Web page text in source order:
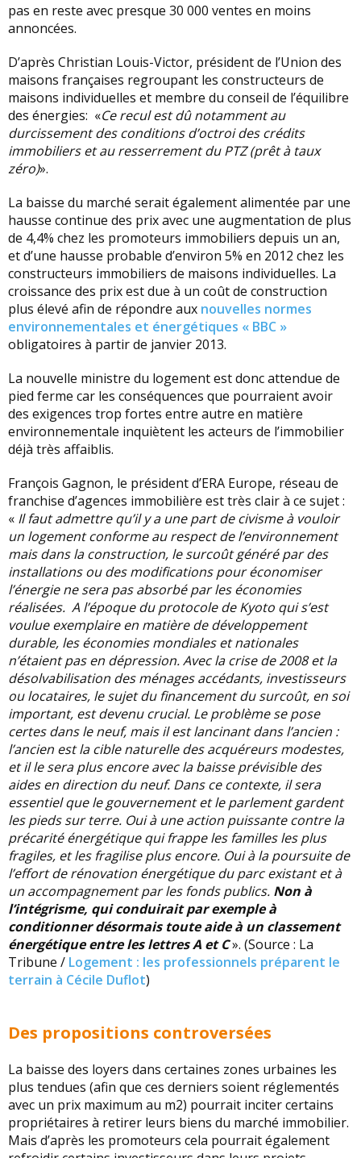
pas en reste avec presque 30 000 ventes en moins
annoncées.
D’après Christian Louis-Victor, président de l’Union des
maisons françaises regroupant les constructeurs de
maisons individuelles et membre du conseil de l’équilibre
des énergies: «Ce recul est dû notamment au
durcissement des conditions d’octroi des crédits
immobiliers et au resserrement du PTZ (prêt à taux
zéro)».
La baisse du marché serait également alimentée par une
hausse continue des prix avec une augmentation de plus
de 4,4% chez les promoteurs immobiliers depuis un an,
et d’une hausse probable d’environ 5% en 2012 chez les
constructeurs immobiliers de maisons individuelles. La
croissance des prix est due à un coût de construction
plus élevé afin de répondre aux nouvelles normes
environnementales et énergétiques « BBC »
obligatoires à partir de janvier 2013.
La nouvelle ministre du logement est donc attendue de
pied ferme car les conséquences que pourraient avoir
des exigences trop fortes entre autre en matière
environnementale inquiètent les acteurs de l’immobilier
déjà très affaiblis.
François Gagnon, le président d’ERA Europe, réseau de
franchise d’agences immobilière est très clair à ce sujet :
« Il faut admettre qu’il y a une part de civisme à vouloir
un logement conforme au respect de l’environnement
mais dans la construction, le surcoût généré par des
installations ou des modifications pour économiser
l’énergie ne sera pas absorbé par les économies
réalisées. A l’époque du protocole de Kyoto qui s’est
voulue exemplaire en matière de développement
durable, les économies mondiales et nationales
n’étaient pas en dépression. Avec la crise de 2008 et la
désolvabilisation des ménages accédants, investisseurs
ou locataires, le sujet du financement du surcoût, en soi
important, est devenu crucial. Le problème se pose
certes dans le neuf, mais il est lancinant dans l’ancien :
l’ancien est la cible naturelle des acquéreurs modestes,
et il le sera plus encore avec la baisse prévisible des
aides en direction du neuf. Dans ce contexte, il sera
essentiel que le gouvernement et le parlement gardent
les pieds sur terre. Oui à une action puissante contre la
précarité énergétique qui frappe les familles les plus
fragiles, et les fragilise plus encore. Oui à la poursuite de
l’effort de rénovation énergétique du parc existant et à
un accompagnement par les fonds publics. Non à
l’intégrisme, qui conduirait par exemple à
conditionner désormais toute aide à un classement
énergétique entre les lettres A et C». (Source : La
Tribune / Logement : les professionnels préparent le
terrain à Cécile Duflot)
Des propositions controversées
La baisse des loyers dans certaines zones urbaines les
plus tendues (afin que ces derniers soient réglementés
avec un prix maximum au m2) pourrait inciter certains
propriétaires à retirer leurs biens du marché immobilier.
Mais d’après les promoteurs cela pourrait également